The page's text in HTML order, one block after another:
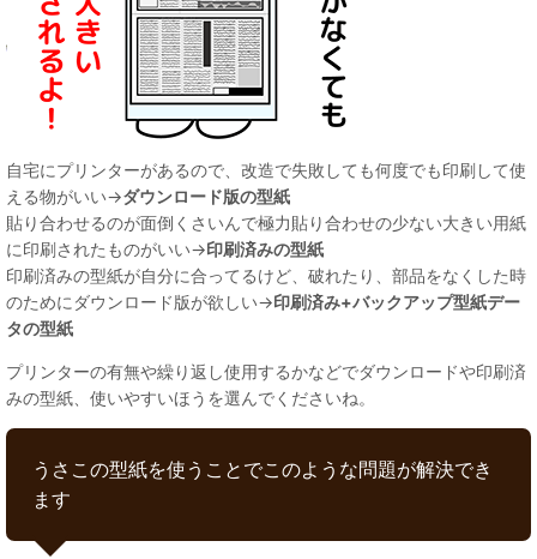
自宅にプリンターがあるので、改造で失敗しても何度でも印刷して使
える物がいい→ダウンロード版の型紙
貼り合わせるのが面倒くさいんで極力貼り合わせの少ない大きい用紙
に印刷されたものがいい→印刷済みの型紙
印刷済みの型紙が自分に合ってるけど、破れたり、部品をなくした時
のためにダウンロード版が欲しい→印刷済み+バックアップ型紙デー
タの型紙
プリンターの有無や繰り返し使用するかなどでダウンロードや印刷済
みの型紙、使いやすいほうを選んでくださいね。
うさこの型紙を使うことでこのような問題が解決でき
ます